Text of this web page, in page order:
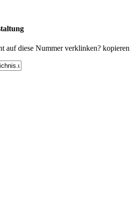
auf diese Nummer verklinken?